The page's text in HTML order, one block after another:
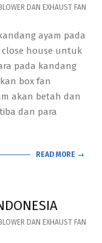
BLOWER DAN EXHAUST FAN
ayam pada
house untuk
pada kandang
box fan
akan betah dan
dan para
READ MORE →
BLOWER DAN EXHAUST FAN